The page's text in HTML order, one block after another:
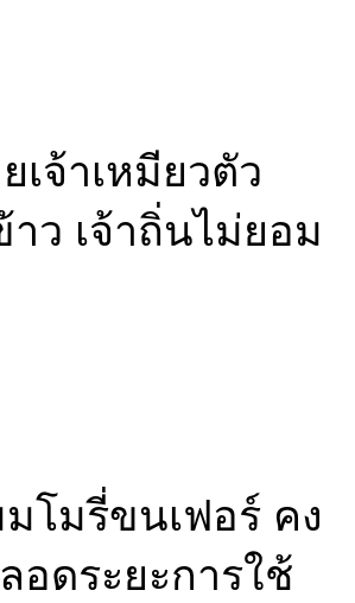
เจ้าเหมียวตัว
ว เจ้าถิ่นไม่ยอม
โมรี่ขนเฟอร์ คง
อดระยะการใช้